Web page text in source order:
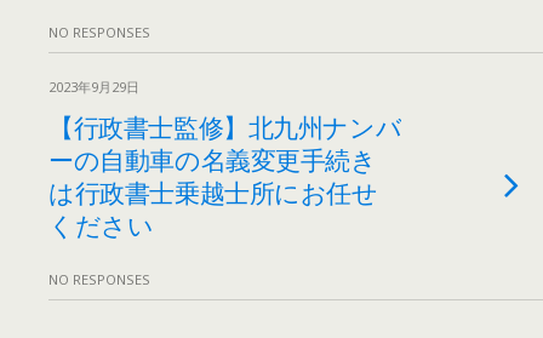
NO RESPONSES
2023年9月29日
【行政書士監修】北九州ナンバ
ーの自動車の名義変更手続き
は行政書士乗越士所にお任せ
ください
NO RESPONSES